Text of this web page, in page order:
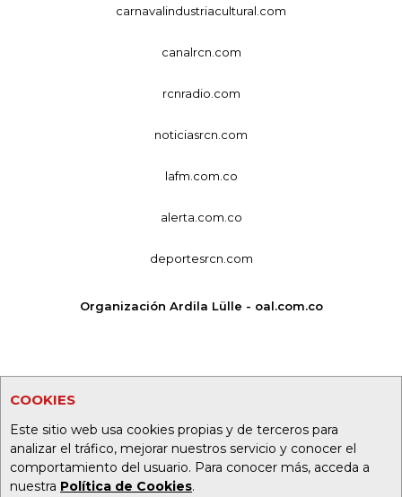
COOKIES
Este sitio web usa cookies propias y de terceros para
analizar el tráfico, mejorar nuestros servicio y conocer el
comportamiento del usuario. Para conocer más, acceda a
nuestra Política de Cookies.
carnavalindustriacultural.com
canalrcn.com
rcnradio.com
noticiasrcn.com
lafm.com.co
alerta.com.co
deportesrcn.com
Organización Ardila Lülle - oal.com.co